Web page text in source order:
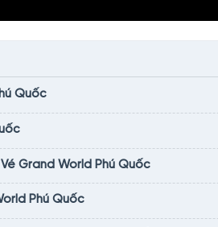
Quốc
Grand World Phú Quốc
Phú Quốc